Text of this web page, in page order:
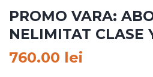
PROMO VARA:
NELIMITAT CLASE
760.00 lei